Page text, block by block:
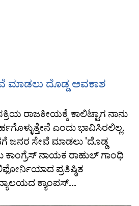
ಮಾಡಲು ದೊಡ್ಡ ಅವಕಾಶ
ರಾಜಕೀಯಕ್ಕೆ ಕಾಲಿಟ್ಟಾಗ ನಾನು
ಎಂದು ಭಾವಿಸಿರಲಿಲ್ಲ.
ಜನರ ಸೇವೆ ಮಾಡಲು 'ದೊಡ್ಡ
ಕಾಂಗ್ರೆಸ್ ನಾಯಕ ರಾಹುಲ್ ಗಾಂಧಿ
ಪ್ರತಿಷ್ಠಿತ
ಕ್ಯಾಂಪಸ್‌...